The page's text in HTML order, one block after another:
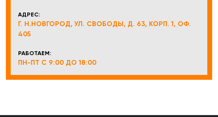
АДРЕС:
Г. Н.НОВГОРОД, УЛ. СВОБОДЫ, Д. 63, КОРП. 1, ОФ.
405
РАБОТАЕМ:
ПН-ПТ С 9:00 ДО 18:00